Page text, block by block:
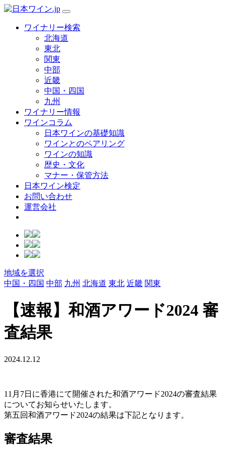
ワイナリー検索
北海道
東北
関東
中部
近畿
中国・四国
九州
ワイナリー情報
ワインコラム
日本ワインの基礎知識
ワインとのペアリング
ワインの知識
歴史・文化
マナー・保管方法
日本ワイン検定
お問い合わせ
運営会社
地域を選択
中国・四国 中部 九州 北海道 東北 近畿 関東
【速報】和酒アワード2024 審
査結果
2024.12.12
11月7日に香港にて開催された和酒アワード2024の審査結果
についてお知らせいたします。
第五回和酒アワード2024の結果は下記となります。
審査結果